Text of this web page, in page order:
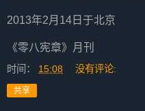
2013年2月14日于北京
《零八宪章》月刊
时间： 15:08 没有评论:
共享